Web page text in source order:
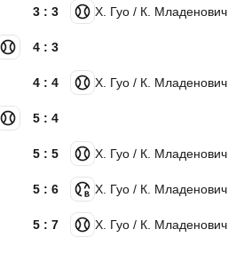
Х. Гуо / К. Младенович
3 : 3
4 : 3
Х. Гуо / К. Младенович
4 : 4
5 : 4
Х. Гуо / К. Младенович
5 : 5
Х. Гуо / К. Младенович
5 : 6
Х. Гуо / К. Младенович
5 : 7